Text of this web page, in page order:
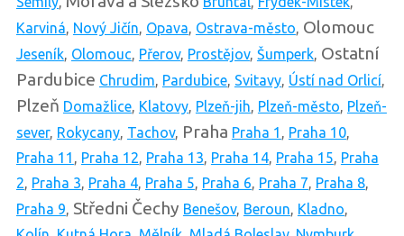
Karviná, Nový Jičín, Opava, Ostrava-město, Olomouc
Jeseník, Olomouc, Přerov, Prostějov, Šumperk, Ostatní
Pardubice Chrudim, Pardubice, Svitavy, Ústí nad Orlicí,
Plzeň Domažlice, Klatovy, Plzeň-jih, Plzeň-město, Plzeň-
sever, Rokycany, Tachov, Praha Praha 1 , Praha 10,
Praha 11 , Praha 12, Praha 13, Praha 14, Praha 15, Praha
2, Praha 3, Praha 4, Praha 5, Praha 6, Praha 7, Praha 8,
Praha 9, Středni Čechy Benešov, Beroun, Kladno,